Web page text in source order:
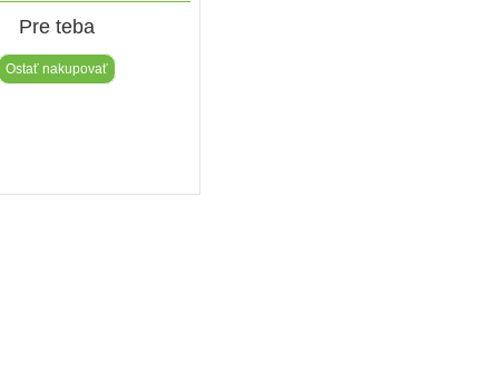
Pre teba
Ostať nakupovať